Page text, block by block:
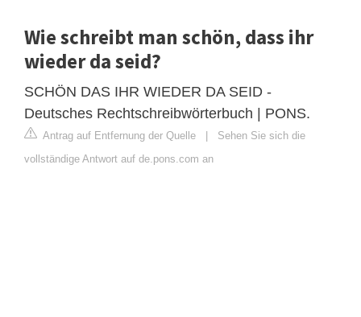
Wie schreibt man schön, dass ihr
wieder da seid?
SCHÖN DAS IHR WIEDER DA SEID -
Deutsches Rechtschreibwörterbuch | PONS.
Antrag auf Entfernung der Quelle | Sehen Sie sich die
vollständige Antwort auf de.pons.com an